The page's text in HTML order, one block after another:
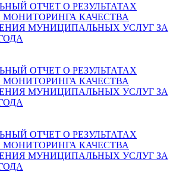
ОТЧЕТ О РЕЗУЛЬТАТАХ
КАЧЕСТВА
МУНИЦИПАЛЬНЫХ УСЛУГ ЗА
ГОДА
ОТЧЕТ О РЕЗУЛЬТАТАХ
КАЧЕСТВА
МУНИЦИПАЛЬНЫХ УСЛУГ ЗА
ГОДА
ОТЧЕТ О РЕЗУЛЬТАТАХ
КАЧЕСТВА
МУНИЦИПАЛЬНЫХ УСЛУГ ЗА
ГОДА